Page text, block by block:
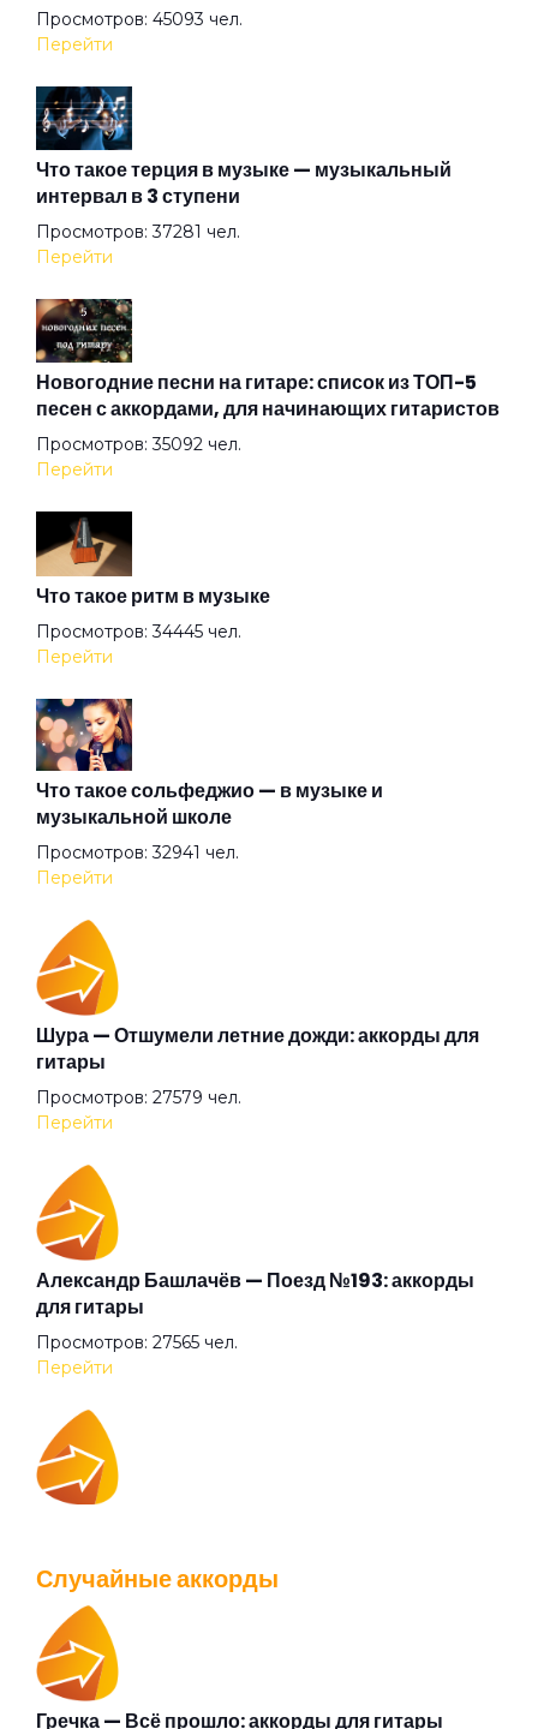
Джерико
Дикая штучка
Доброй ночи
Дождь
Долорес
Дом на горе
Ещё не поздно
Зачем
Идите к чёрту с вашим рок-н-роллом
Казаки
Ключи
Когда ты строишь плот
Когда я сухой
Когда-нибудь
Командир (Come-on-Dear)
Конь
Кто тебя за язык тянул
Лилипут Митрофанов
Просмотров: 45093 чел.
Перейти
Что такое терция в музыке — музыкальный
интервал в 3 ступени
Просмотров: 37281 чел.
Перейти
Новогодние песни на гитаре: список из ТОП-5
песен с аккордами, для начинающих гитаристов
Просмотров: 35092 чел.
Перейти
Что такое ритм в музыке
Просмотров: 34445 чел.
Перейти
Что такое сольфеджио — в музыке и
музыкальной школе
Просмотров: 32941 чел.
Перейти
Шура — Отшумели летние дожди: аккорды для
гитары
Просмотров: 27579 чел.
Перейти
Александр Башлачёв — Поезд №193: аккорды
для гитары
Просмотров: 27565 чел.
Перейти
Перейти
Случайные аккорды
Гречка — Всё прошло: аккорды для гитары